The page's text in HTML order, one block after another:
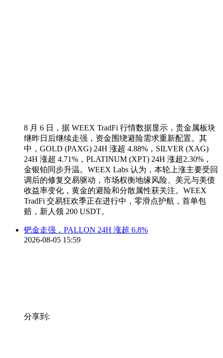
8 月 6 日，据 WEEX TradFi 行情数据显示，贵金属板块
继昨日后继续走强，资金围绕避险需求重新配置。其
中，GOLD (PAXG) 24H 涨超 4.88%，SILVER (XAG)
24H 涨超 4.71%，PLATINUM (XPT) 24H 涨超2.30%，
金银铂同步升温。WEEX Labs 认为，本轮上涨主要受回
调后的修复交易驱动，市场权衡地缘风险、美元与美债
收益率变化，黄金的避险和分散属性获关注。WEEX
TradFi 交易狂欢季正在进行中，零滑点护航，首单包
赔，新人领 200 USDT。
钯金走强，PALLON 24H 涨超 6.8%
2026-08-05 15:59
分享到: